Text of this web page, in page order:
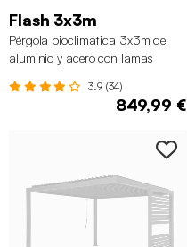
Flash 3x3m
Pérgola bioclimática 3x3m de
aluminio y acero con lamas
3.9 (34)
849,99 €